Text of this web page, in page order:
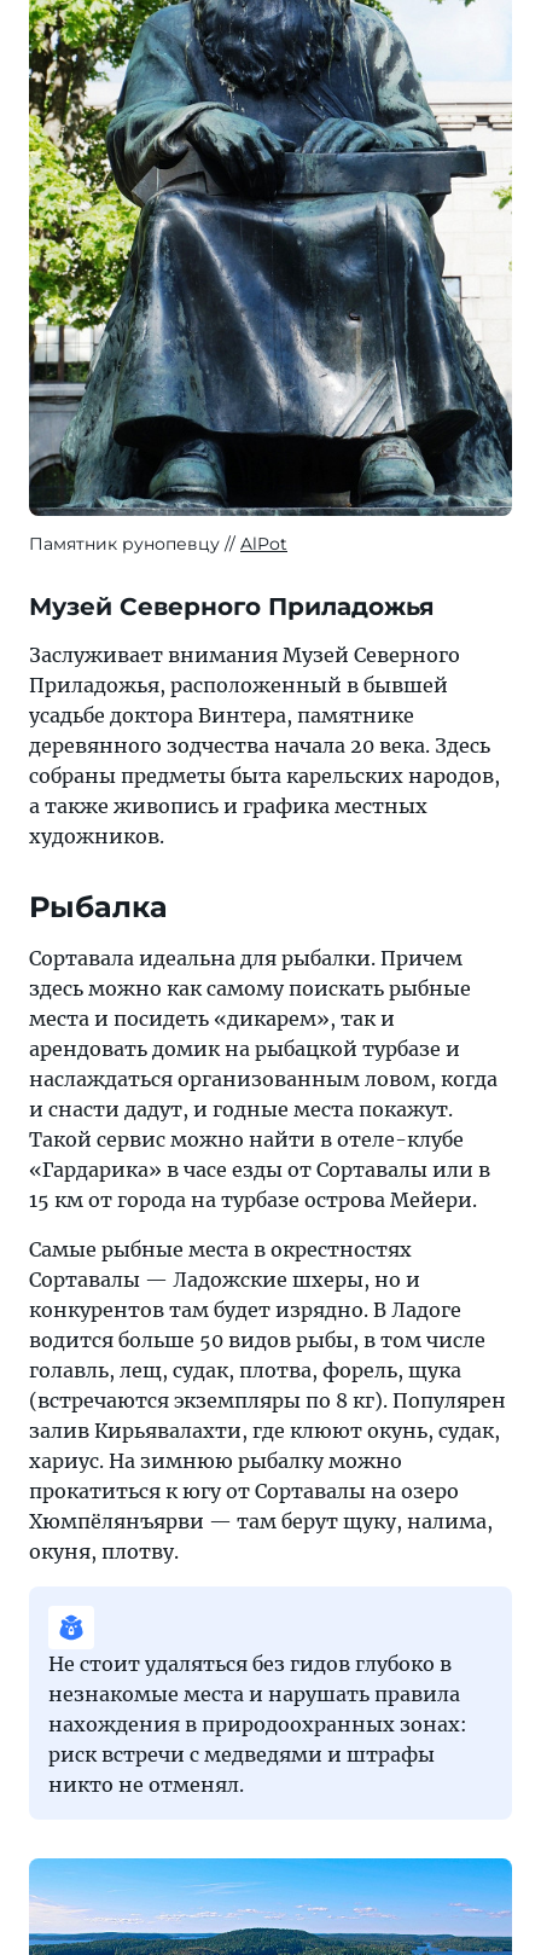
Памятник рунопевцу AlPot
Музей Северного Приладожья
Заслуживает внимания Музей Северного
Приладожья, расположенный в бывшей
усадьбе доктора Винтера, памятнике
деревянного зодчества начала 20 века. Здесь
собраны предметы быта карельских народов,
а также живопись и графика местных
художников.
Рыбалка
Сортавала идеальна для рыбалки. Причем
здесь можно как самому поискать рыбные
места и посидеть «дикарем», так и
арендовать домик на рыбацкой турбазе и
наслаждаться организованным ловом, когда
и снасти дадут, и годные места покажут.
Такой сервис можно найти в отеле-клубе
«Гардарика» в часе езды от Сортавалы или в
15 км от города на турбазе острова Мейери.
Самые рыбные места в окрестностях
Сортавалы — Ладожские шхеры, но и
конкурентов там будет изрядно. В Ладоге
водится больше 50 видов рыбы, в том числе
голавль, лещ, судак, плотва, форель, щука
(встречаются экземпляры по 8 кг). Популярен
залив Кирьявалахти, где клюют окунь, судак,
хариус. На зимнюю рыбалку можно
прокатиться к югу от Сортавалы на озеро
Хюмпёлянъярви — там берут щуку, налима,
окуня, плотву.
Не стоит удаляться без гидов глубоко в
незнакомые места и нарушать правила
нахождения в природоохранных зонах:
риск встречи с медведями и штрафы
никто не отменял.